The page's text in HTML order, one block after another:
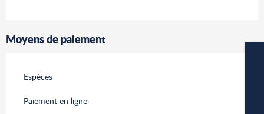
Moyens de paiement
Espèces
Paiement en ligne